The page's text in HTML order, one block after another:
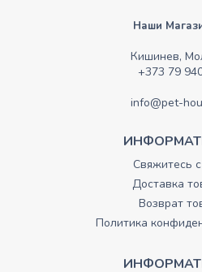
Наши
Кишинев,
+373 79
info@pet-
Свяжитесь
Доставка
Возврат
Политика